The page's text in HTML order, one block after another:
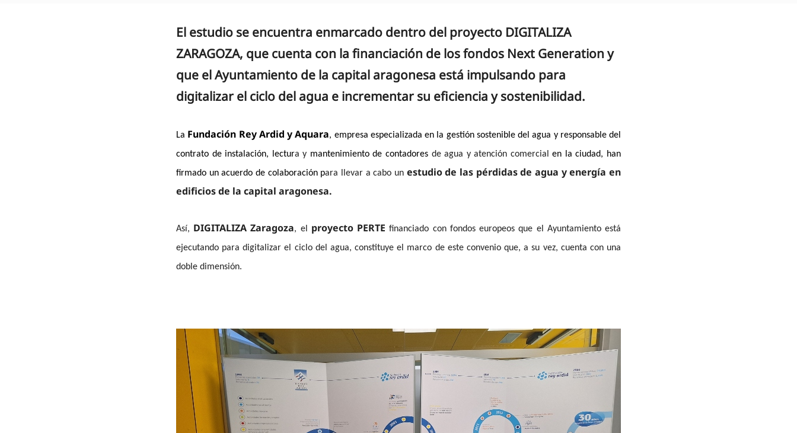
El estudio se encuentra enmarcado dentro del proyecto DIGITALIZA
ZARAGOZA, que cuenta con la financiación de los fondos Next Generation y
que el Ayuntamiento de la capital aragonesa está impulsando para
digitalizar el ciclo del agua e incrementar su eficiencia y sostenibilidad.
La Fundación Rey Ardid y Aquara, empresa especializada en la gestión sostenible del agua y responsable del
contrato de instalación, lectura y mantenimiento de contadores de agua y atención comercialen la ciudad, han
firmado un acuerdo de colaboración para llevar a cabo un estudio de las pérdidas de agua y energía en
edificios de la capital aragonesa.
Así, DIGITALIZA Zaragoza, el proyecto PERTE financiado con fondos europeos que el Ayuntamiento está
ejecutando para digitalizar el ciclo del agua, constituye el marco de este convenio que, a su vez, cuenta con una
doble dimensión.